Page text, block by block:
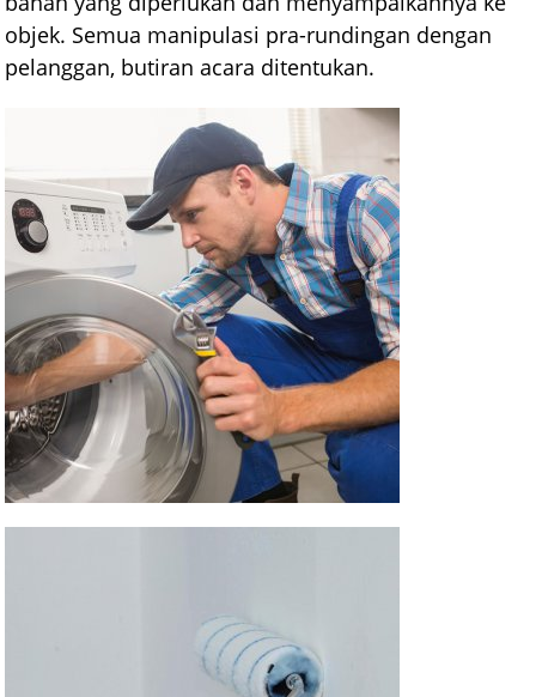
objek. Semua manipulasi pra-rundingan dengan
pelanggan, butiran acara ditentukan.